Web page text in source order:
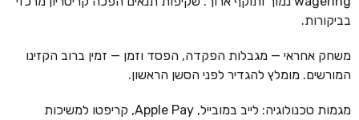
בביקורות.
משחק אחראי — מגבלות הפקדה, הפסד וזמן — זמין ברוב הקזינו
המורשים. מומלץ להגדיר לפני הסשן הראשון.
מגמות טכנולוגיה: לייב במובייל, Apple Pay, קריפטו למשיכות